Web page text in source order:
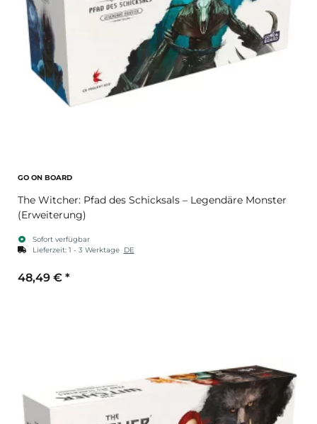
GO ON BOARD
The Witcher: Pfad des Schicksals – Legendäre Monster
(Erweiterung)
Sofort verfügbar
Lieferzeit: 1 - 3 Werktage DE
48,49 € *